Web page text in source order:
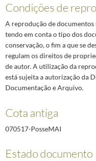
Condições de
A reprodução de documentos
tendo em conta o tipo dos
conservação, o fim a que se
regulam os direitos de
de autor. A utilização da
está sujeita a autorização da
Documentação e Arquivo.
Cota antiga
070517-PosseMAI
Estado documento